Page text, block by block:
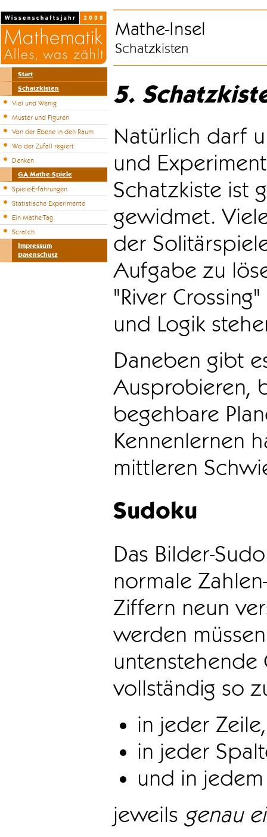
Start
Schatzkisten
Viel und Wenig
Muster und Figuren
Von der Ebene in den Raum
Wo der Zufall regiert
Denken
GA Mathe-Spiele
Spiele-Erfahrungen
Statistische Experimente
Ein Mathe-Tag
Scratch
Impressum
Datenschutz
Mathe-Insel
Schatzkisten
5.
Natürlich darf
und
Schatzkiste ist
gewidmet.
der
Aufgabe zu
"River
und Logik
Daneben gibt
Ausprobieren,
begehbare
Kennenlernen
mittleren
Sudoku
Das Bilder-
normale
Ziffern neun
werden
vollständig so
in jeder Zeile,
in jeder
und in
jeweils genau